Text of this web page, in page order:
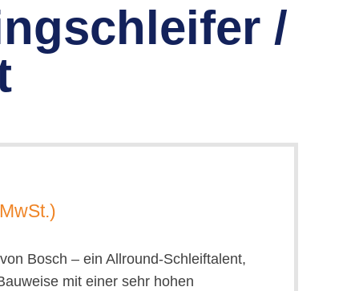
/
Bosch – ein Allround-Schleiftalent,
mit einer sehr hohen